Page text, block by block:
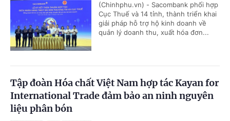
(Chinhphu.vn) - Sacombank phối hợp
Cục Thuế và 14 tỉnh, thành triển khai
giải pháp hỗ trợ hộ kinh doanh về
quản lý doanh thu, xuất hóa đơn...
Tập đoàn Hóa chất Việt Nam hợp tác Kayan for
International Trade đảm bảo an ninh nguyên
liệu phân bón